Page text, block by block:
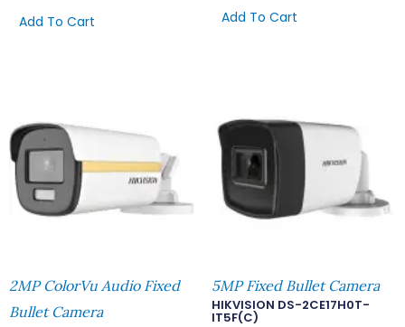
Add To Cart
Add To Cart
2MP ColorVu Audio Fixed
Bullet Camera
5MP Fixed Bullet Camera
HIKVISION DS-2CE17H0T-
IT5F(C)